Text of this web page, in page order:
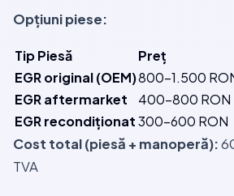
Opțiuni piese:
Tip Piesă Preț
EGR original (OEM)800-1.500
EGR aftermarket
400-800 RON
EGR recondiționat300-600 RON
Cost total (piesă + manoperă):
TVA